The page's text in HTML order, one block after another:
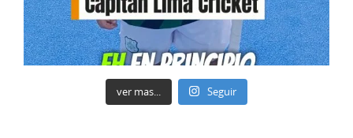
ver mas... Seguir